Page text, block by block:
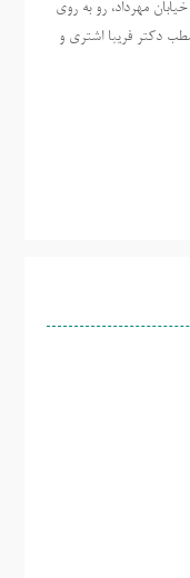
مهرداد، رو به روی
٢، طبقه فوقانی مطب دکتر فریبا اشتری و